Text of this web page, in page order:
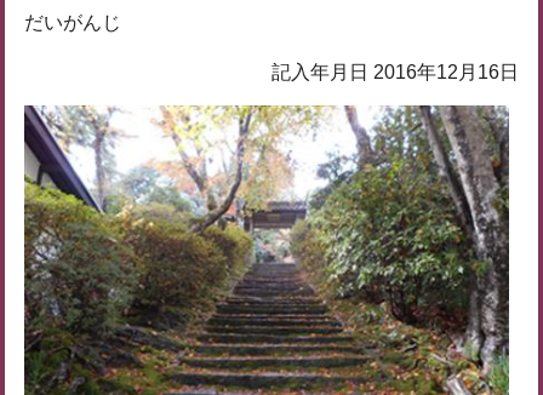
だいがんじ
記入年月日 2016年12月16日